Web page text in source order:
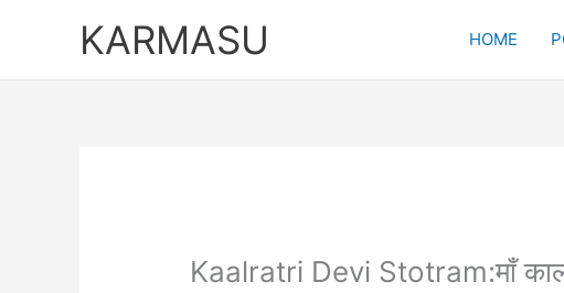
KARMASU HOME
Kaalratri Devi Stotram:माँ